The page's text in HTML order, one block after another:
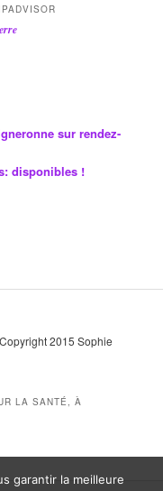
sur rendez-
disponibles !
2015 Sophie
LA SANTÉ, À
garantir la meilleure